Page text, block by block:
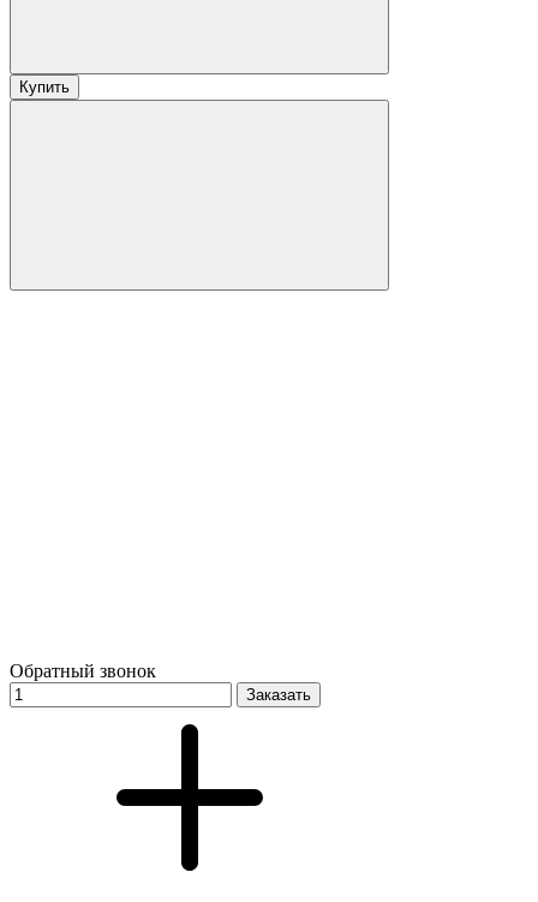
Купить
Обратный звонок
Заказать